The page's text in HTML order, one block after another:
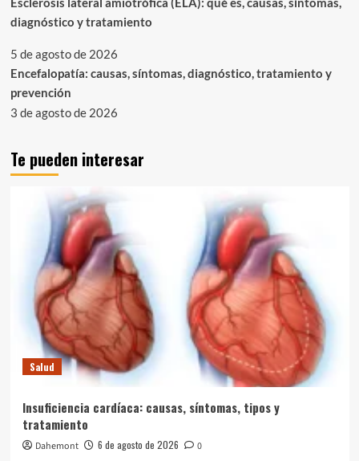
diagnóstico y tratamiento
5 de agosto de 2026
Encefalopatía: causas, síntomas, diagnóstico, tratamiento y
prevención
3 de agosto de 2026
Te pueden interesar
Salud
Insuficiencia cardíaca: causas, síntomas, tipos y
tratamiento
Dahemont 6 de agosto de 2026 0